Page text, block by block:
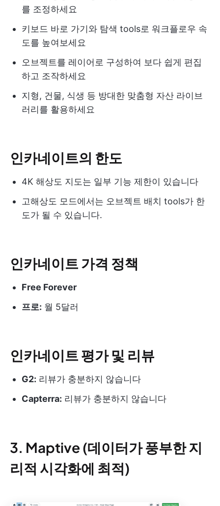
를 조정하세요
키보드 바로 가기와 탐색 tools로 워크플로우 속
도를 높여보세요
오브젝트를 레이어로 구성하여 보다 쉽게 편집
하고 조작하세요
지형, 건물, 식생 등 방대한 맞춤형 자산 라이브
러리를 활용하세요
인카네이트의 한도
4K 해상도 지도는 일부 기능 제한이 있습니다
고해상도 모드에서는 오브젝트 배치 tools가 한
도가 될 수 있습니다.
인카네이트 가격 정책
Free Forever
프로: 월 5달러
인카네이트 평가 및 리뷰
G2: 리뷰가 충분하지 않습니다
Capterra: 리뷰가 충분하지 않습니다
3. Maptive (데이터가 풍부한 지
리적 시각화에 최적)